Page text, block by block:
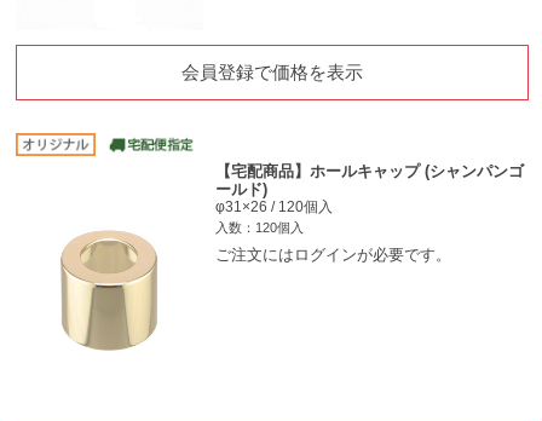
会員登録で価格を表示
【宅配商品】ホールキャップ (シャンパンゴ
ールド)
φ31×26 / 120個入
入数：120個入
ご注文にはログインが必要です。